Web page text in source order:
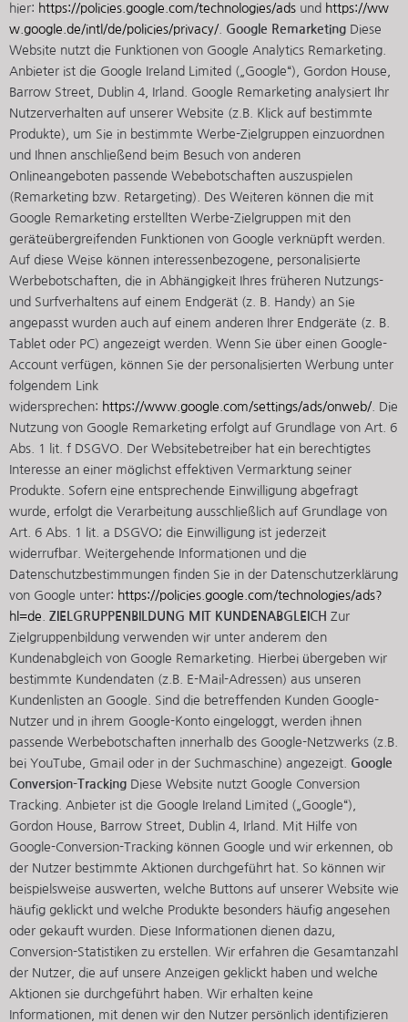
hier: https://policies.google.com/technologies/ads und https://ww
w.google.de/intl/de/policies/privacy/
Google Remarketing Diese
Website nutzt die Funktionen von Google Analytics Remarketing.
Anbieter ist die Google Ireland Limited („Google“), Gordon House,
Barrow Street, Dublin 4, Irland. Google Remarketing analysiert Ihr
Nutzerverhalten auf unserer Website (z.B. Klick auf bestimmte
Produkte), um Sie in bestimmte Werbe-Zielgruppen einzuordnen
und Ihnen anschließend beim Besuch von anderen
Onlineangeboten passende Webebotschaften auszuspielen
(Remarketing bzw. Retargeting). Des Weiteren können die mit
Google Remarketing erstellten Werbe-Zielgruppen mit den
geräteübergreifenden Funktionen von Google verknüpft werden.
Auf diese Weise können interessenbezogene, personalisierte
Werbebotschaften, die in Abhängigkeit Ihres früheren Nutzungs-
und Surfverhaltens auf einem Endgerät (z. B. Handy) an Sie
angepasst wurden auch auf einem anderen Ihrer Endgeräte (z. B.
Tablet oder PC) angezeigt werden. Wenn Sie über einen Google-
Account verfügen, können Sie der personalisierten Werbung unter
folgendem Link
widersprechen: https://www.google.com/settings/ads/onweb/ . Die
Nutzung von Google Remarketing erfolgt auf Grundlage von Art. 6
Abs. 1 lit. f DSGVO. Der Websitebetreiber hat ein berechtigtes
Interesse an einer möglichst effektiven Vermarktung seiner
Produkte. Sofern eine entsprechende Einwilligung abgefragt
wurde, erfolgt die Verarbeitung ausschließlich auf Grundlage von
Art. 6 Abs. 1 lit. a DSGVO; die Einwilligung ist jederzeit
widerrufbar. Weitergehende Informationen und die
Datenschutzbestimmungen finden Sie in der Datenschutzerklärung
von Google unter: https://policies.google.com/technologies/ads?
hl=de
ZIELGRUPPENBILDUNG MIT KUNDENABGLEICH Zur
Zielgruppenbildung verwenden wir unter anderem den
Kundenabgleich von Google Remarketing. Hierbei übergeben wir
bestimmte Kundendaten (z.B. E-Mail-Adressen) aus unseren
Kundenlisten an Google. Sind die betreffenden Kunden Google-
Nutzer und in ihrem Google-Konto eingeloggt, werden ihnen
passende Werbebotschaften innerhalb des Google-Netzwerks (z.B.
bei YouTube, Gmail oder in der Suchmaschine) angezeigt. Google
Conversion-Tracking Diese Website nutzt Google Conversion
Tracking. Anbieter ist die Google Ireland Limited („Google“),
Gordon House, Barrow Street, Dublin 4, Irland. Mit Hilfe von
Google-Conversion-Tracking können Google und wir erkennen, ob
der Nutzer bestimmte Aktionen durchgeführt hat. So können wir
beispielsweise auswerten, welche Buttons auf unserer Website wie
häufig geklickt und welche Produkte besonders häufig angesehen
oder gekauft wurden. Diese Informationen dienen dazu,
Conversion-Statistiken zu erstellen. Wir erfahren die Gesamtanzahl
der Nutzer, die auf unsere Anzeigen geklickt haben und welche
Aktionen sie durchgeführt haben. Wir erhalten keine
Informationen, mit denen wir den Nutzer persönlich identifizieren